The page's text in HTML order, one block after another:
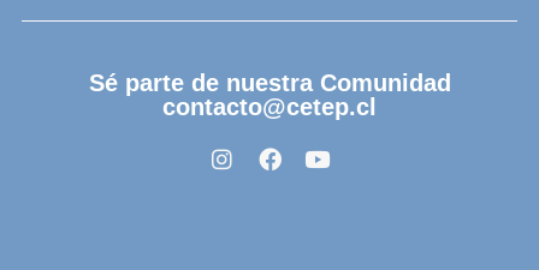
Sé parte de nuestra Comunidad
contacto@cetep.cl